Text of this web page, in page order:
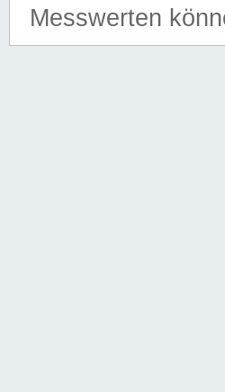
Messwerten